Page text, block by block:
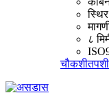
८
चौकशी